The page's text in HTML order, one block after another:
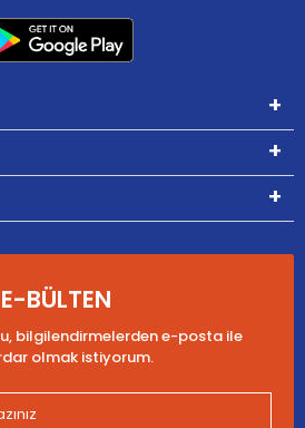
E-BÜLTEN
bilgilendirmelerden e-posta ile
olmak istiyorum.